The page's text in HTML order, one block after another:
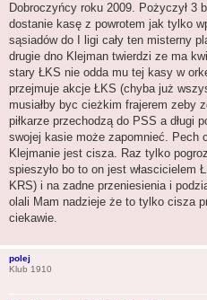
Dobroczyńcy roku 2009. Pożyczył 3
dostanie kasę z powrotem jak tylko
sąsiadów do I ligi cały ten misterny
drugie dno Klejman twierdzi ze ma
stary ŁKS nie odda mu tej kasy w
przejmuje akcje ŁKS (chyba już
musiałby byc cieżkim frajerem zeby
piłkarze przechodzą do PSS a długi
swojej kasie może zapomnieć. Pech
Klejmanie jest cisza. Raz tylko
spieszyło bo to on jest włascicielem
KRS) i na zadne przeniesienia i
olali Mam nadzieje że to tylko cisza
ciekawie.
polej
Klub 1910